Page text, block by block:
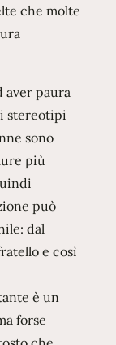
che molte
aver paura
stereotipi
sono
più
può
dal
e così
è un
forse